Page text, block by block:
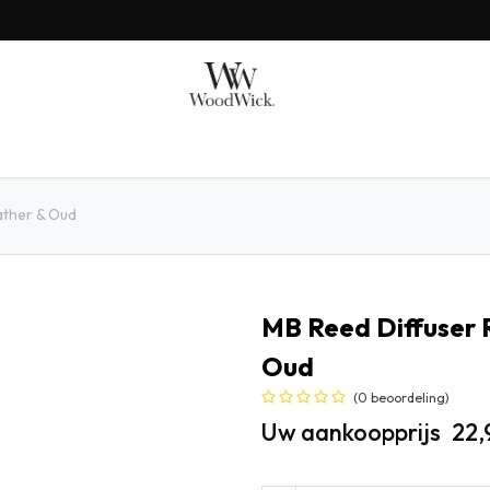
& Oud
MB Reed Diffuser
Oud
(0 beoordeling)
Uw aankoopprijs